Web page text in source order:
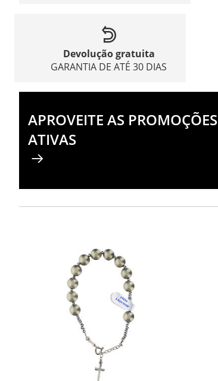
Devolução gratuita
GARANTIA DE ATÉ 30 DIAS
APROVEITE AS PROMOÇÕES
ATIVAS